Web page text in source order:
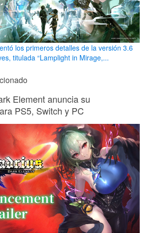
los primeros detalles de la versión 3.6
titulada “Lamplight in Mirage,...
Element anuncia su
PS5, Switch y PC